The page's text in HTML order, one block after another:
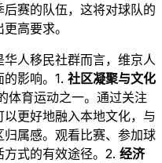
赛的队伍，这将对球队的
高要求。
人移民社群而言，维京人
影响。1. 社区凝聚与文化
体育运动之一。通过关注
更好地融入本地文化，与
属感。观看比赛、参加球
式的有效途径。2. 经济